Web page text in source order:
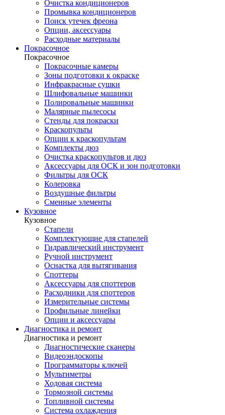
Очистка кондиционеров
Промывка кондиционеров
Поиск утечек фреона
Опции, аксессуары
Расходные материалы
Покрасочное
Покрасочное
Покрасочные камеры
Зоны подготовки к окраске
Инфракрасные сушки
Шлифовальные машинки
Полировальные машинки
Малярные пылесосы
Стенды для покраски
Краскопульты
Опции к краскопультам
Комплекты дюз
Очистка краскопультов и дюз
Аксессуары для ОСК и зон подготовки
Фильтры для ОСК
Колеровка
Воздушные фильтры
Сменные элементы
Кузовное
Кузовное
Стапели
Комплектующие для стапелей
Гидравлический инструмент
Ручной инструмент
Оснастка для вытягивания
Споттеры
Аксессуары для споттеров
Расходники для споттеров
Измерительные системы
Профильные линейки
Опции и аксессуары
Диагностика и ремонт
Диагностика и ремонт
Диагностические сканеры
Видеоэндоскопы
Программаторы ключей
Мультиметры
Ходовая система
Тормозной системы
Топливной системы
Система охлаждения